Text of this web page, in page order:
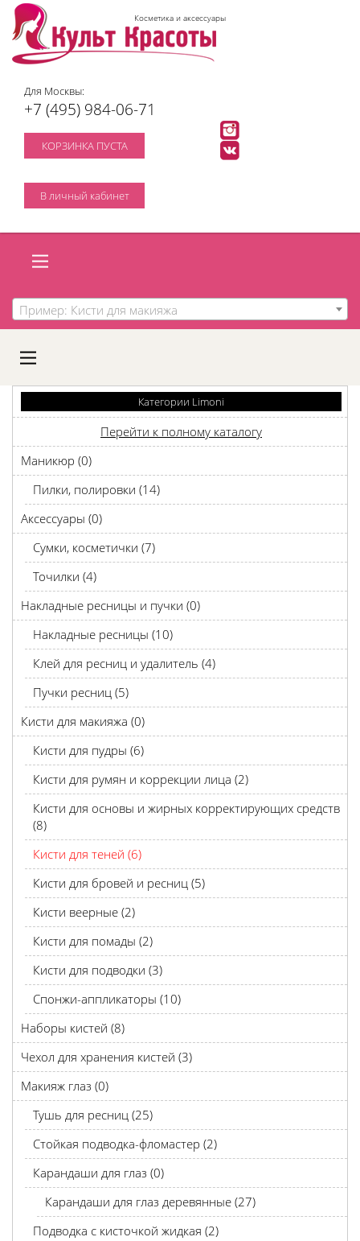
Косметика и аксессуары
Для Москвы:
+7 (495) 984-06-71
КОРЗИНКА ПУСТА
В личный кабинет
Пример: Кисти для макияжа
A
C
D
Категории Limoni
Перейти к полному каталогу
Маникюр (0)
Пилки, полировки (14)
Аксессуары (0)
Сумки, косметички (7)
Точилки (4)
Накладные ресницы и пучки (0)
Накладные ресницы (10)
Клей для ресниц и удалитель (4)
Пучки ресниц (5)
Кисти для макияжа (0)
Кисти для пудры (6)
Кисти для румян и коррекции лица (2)
Кисти для основы и жирных корректирующих средств
(8)
Кисти для теней (6)
Кисти для бровей и ресниц (5)
Кисти веерные (2)
Кисти для помады (2)
Кисти для подводки (3)
Спонжи-аппликаторы (10)
Наборы кистей (8)
Чехол для хранения кистей (3)
Макияж глаз (0)
Тушь для ресниц (25)
Стойкая подводка-фломастер (2)
Карандаши для глаз (0)
Карандаши для глаз деревянные (27)
Подводка с кисточкой жидкая (2)